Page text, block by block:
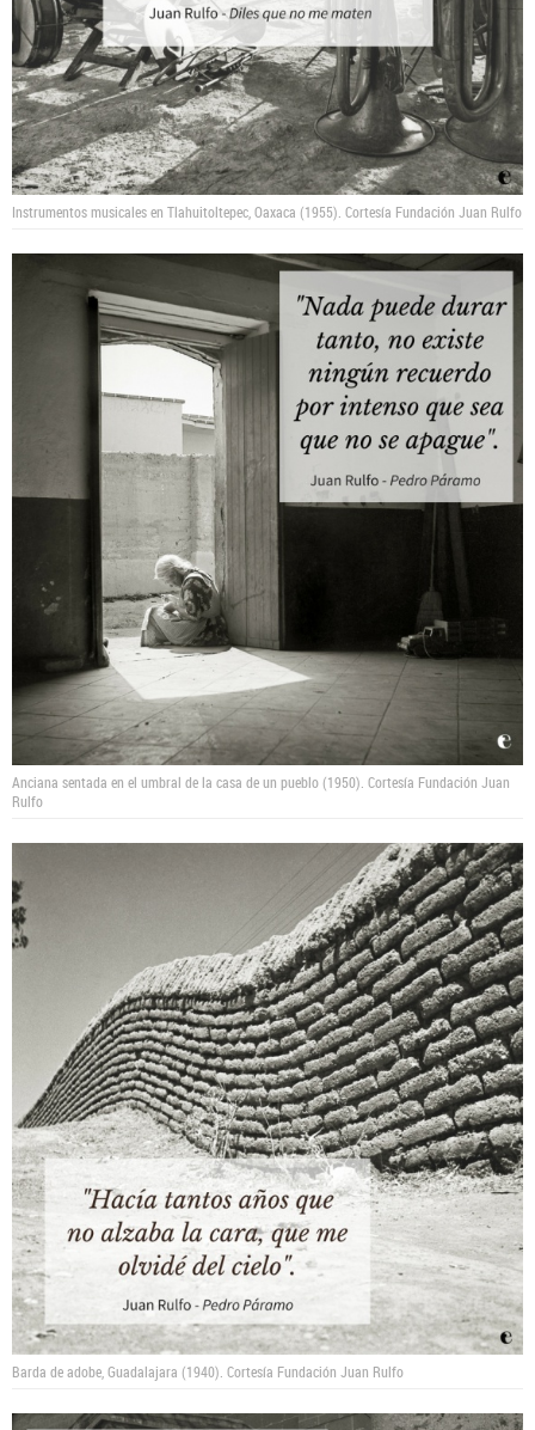
Instrumentos musicales en Tlahuitoltepec, Oaxaca (1955). Cortesía Fundación Juan Rulfo
Anciana sentada en el umbral de la casa de un pueblo (1950). Cortesía Fundación Juan
Rulfo
Barda de adobe, Guadalajara (1940). Cortesía Fundación Juan Rulfo